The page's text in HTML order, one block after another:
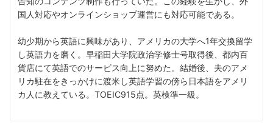
国人対応やオンラインショップ運営にも対応可能である。
幼少期から英語に興味があり、アメリカの大学へ1年交換留学
し英語力を磨く。早稲田大学院政治学修士号取得後、都内百
貨店にて英語でのサービス向上に努めた。結婚後、夫のアメ
リカ駐在をきっかけに渡米し英語学習の傍ら日本語をアメリ
カ人に教えている。TOEIC915点。英検準一級。